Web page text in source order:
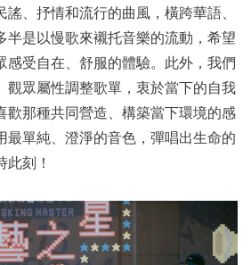
、抒情和流行的曲風，橫跨華語、
半是以慢歌來襯托音樂的流動，希望
感受自在、舒服的體驗。此外，我們
觀眾屬性調整歌單，衷於當下的自我
歡那種共同營造、構築當下環境的感
最單純、澄淨的音色，彈唱出生命的
此刻！